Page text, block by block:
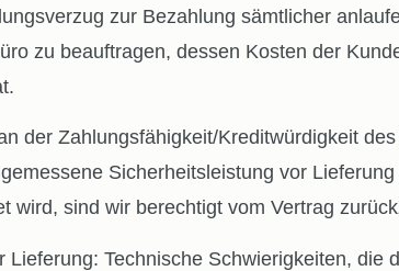
zur Bezahlung sämtlicher
zu beauftragen, dessen Kosten der
der Zahlungsfähigkeit/Kreditwürdigkeit
Sicherheitsleistung vor
wird, sind wir berechtigt vom Vertrag
Technische Schwierigkeiten, die